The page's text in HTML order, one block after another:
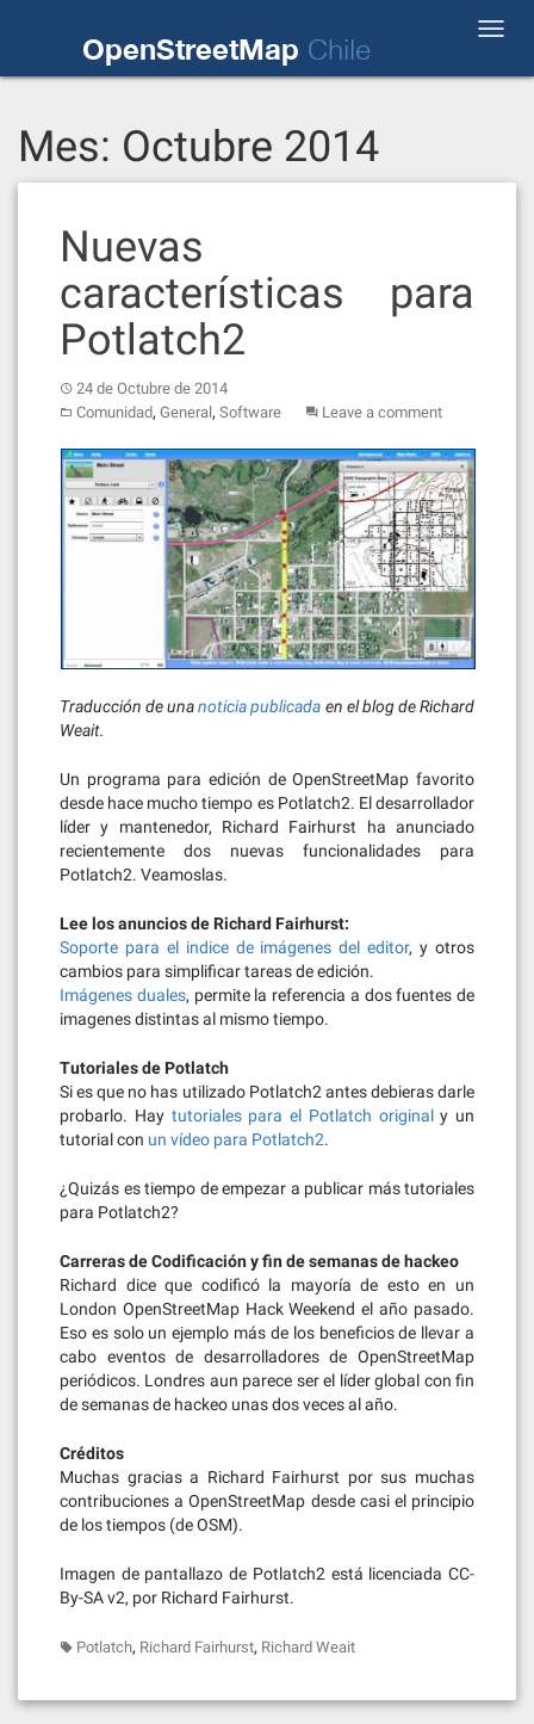
OpenStreetMap Chile
Mes: Octubre 2014
Nuevas
características para
Potlatch2
24 de Octubre de 2014
Comunidad, General, Software Leave a comment
Traducción de unanoticia publicada en el blog de Richard
Weait.
Un programa para edición de OpenStreetMap favorito
desde hace mucho tiempo es Potlatch2. El desarrollador
líder y mantenedor, Richard Fairhurst ha anunciado
recientemente dos nuevas funcionalidades para
Potlatch2. Veamoslas.
Lee los anuncios de Richard Fairhurst:
Soporte para el indice de imágenes del editor, y otros
cambios para simplificar tareas de edición.
Imágenes duales, permite la referencia a dos fuentes de
imagenes distintas al mismo tiempo.
Tutoriales de Potlatch
Si es que no has utilizado Potlatch2 antes debieras darle
probarlo. Hay tutoriales para el Potlatch originaly un
tutorial con un vídeo para Potlatch2.
¿Quizás es tiempo de empezar a publicar más tutoriales
para Potlatch2?
Carreras de Codificación y fin de semanas de hackeo
Richard dice que codificó la mayoría de esto en un
London OpenStreetMap Hack Weekend el año pasado.
Eso es solo un ejemplo más de los beneficios de llevar a
cabo eventos de desarrolladores de OpenStreetMap
periódicos. Londres aun parece ser el líder global con fin
de semanas de hackeo unas dos veces al año.
Créditos
Muchas gracias a Richard Fairhurst por sus muchas
contribuciones a OpenStreetMap desde casi el principio
de los tiempos (de OSM).
Imagen de pantallazo de Potlatch2 está licenciada CC-
By-SA v2, por Richard Fairhurst.
Potlatch, Richard Fairhurst, Richard Weait